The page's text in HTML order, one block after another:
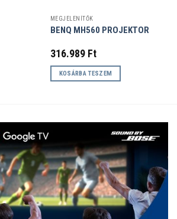
MEGJELENÍTŐK
BENQ MH560 PROJEKTOR
316.989 Ft
KOSÁRBA TESZEM